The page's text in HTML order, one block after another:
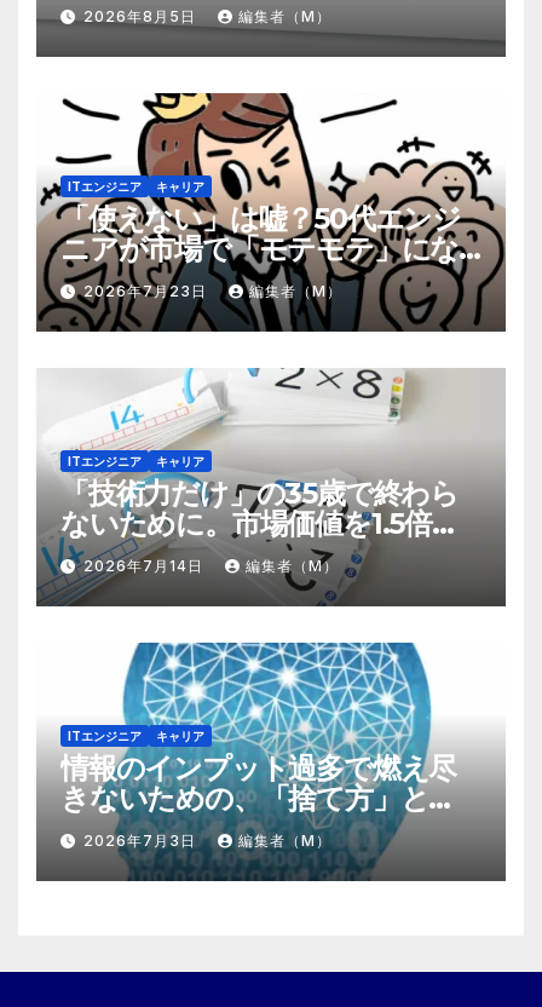
2026年8月5日 編集者（M）
ITエンジニア キャリア
「使えない」は嘘？50代エンジ
ニアが市場で「モテモテ」にな
るための8個の強み
2026年7月23日 編集者（M）
ITエンジニア キャリア
「技術力だけ」の35歳で終わら
ないために。市場価値を1.5倍に
する『プラスα』の掛け算
2026年7月14日 編集者（M）
ITエンジニア キャリア
情報のインプット過多で燃え尽
きないための、「捨て方」と
「情報の絞り方」
2026年7月3日 編集者（M）